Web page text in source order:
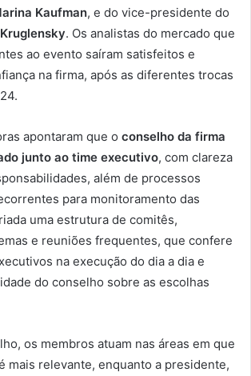
Kaufman, e do vice-presidente do
. Os analistas do mercado que
ao evento saíram satisfeitos e
na firma, após as diferentes trocas
apontaram que o conselho da firma
junto ao time executivo, com clareza
além de processos
para monitoramento das
uma estrutura de comitês,
e reuniões frequentes, que confere
na execução do dia a dia e
do conselho sobre as escolhas
os membros atuam nas áreas em que
mais relevante, enquanto a presidente,